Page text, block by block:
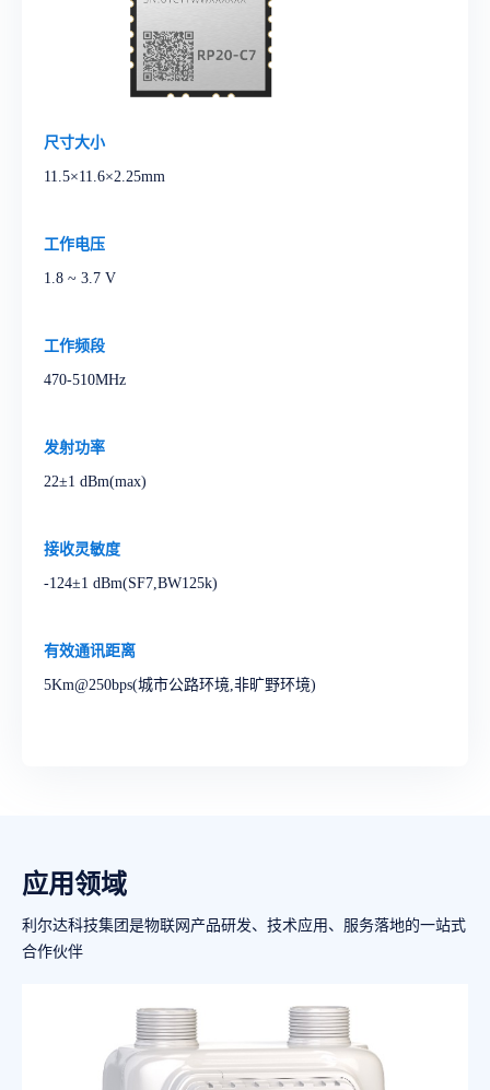
尺寸大小
11.5×11.6×2.25mm
工作电压
1.8 ~ 3.7 V
工作频段
470-510MHz
发射功率
22±1 dBm(max)
接收灵敏度
-124±1 dBm(SF7,BW125k)
有效通讯距离
5Km@250bps(城市公路环境,非旷野环境)
应用领域
利尔达科技集团是物联网产品研发、技术应用、服务落地的一站式
合作伙伴